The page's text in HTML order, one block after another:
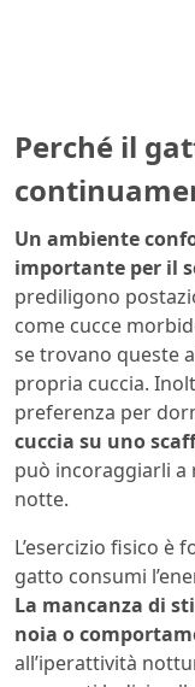
Perché il
Un ambiente
importante per il
prediligono
come cucce
se trovano queste
propria cuccia.
preferenza per
cuccia su uno
può incoraggiarli a
notte.
L’esercizio fisico è
gatto consumi
La mancanza di
noia o
all’iperattività